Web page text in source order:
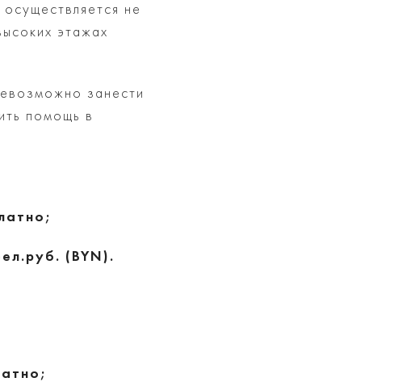
не
этажах
занести
помощь в
(BYN).